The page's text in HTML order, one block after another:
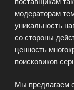
модераторам
уникальность
со стороны
ценность
поисковиков
Мы предлагаем